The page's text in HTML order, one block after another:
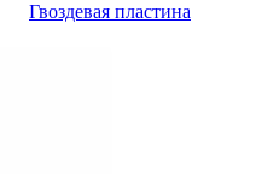
Гвоздевая пластина